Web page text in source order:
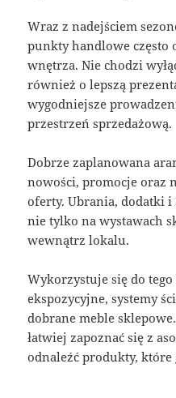
Wraz z nadejściem
punkty handlowe często
wnętrza. Nie chodzi
również o lepszą
wygodniejsze
przestrzeń sprzedażową.
Dobrze zaplanowana
nowości, promocje oraz
oferty. Ubrania, dodatki i
nie tylko na wystawach
wewnątrz lokalu.
Wykorzystuje się do tego
ekspozycyjne, systemy
dobrane meble
łatwiej zapoznać się z
odnaleźć produkty, które